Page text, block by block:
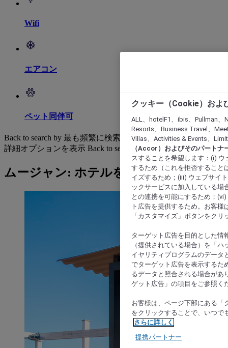
Wifi
エアコン
ペット同伴可
Back to search by 最も頻繁に検索されています
詳細オプションを表示 Back to search by categories
ムージャン: ホテルを検索する
クッキー（Cookie）およ
ALL、hotelF1、ibis、Pullman
Resorts、Business Travel、
Villas、Activities & Events、
（Accor）およびそのパートナ
スすることを希望します：(i)
するため（これを拒否すること
イズするため；(iii) ウェブサイ
ックサービスに加入している場
との連携を可能にするため；
ト広告を提供するため。お客
「カスタマイズ」ボタンをク
ターゲット広告を目的とした情
（提供されている場合）を「
イヤリティプログラムのデータ
でターゲット広告を表示するた
るデータと照合される場合があ
ゲット広告」の項目をご参照く
お客様は、ページ下部にある「
をクリックすることで、いつで
さらに詳しく
提携パートナー